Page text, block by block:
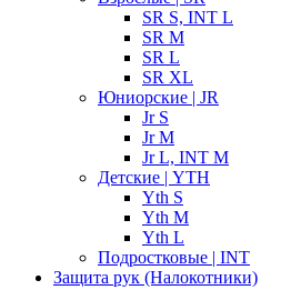
SR S, INT L
SR M
SR L
SR XL
Юниорские | JR
Jr S
Jr M
Jr L, INT M
Детские | YTH
Yth S
Yth M
Yth L
Подростковые | INT
Защита рук (Налокотники)